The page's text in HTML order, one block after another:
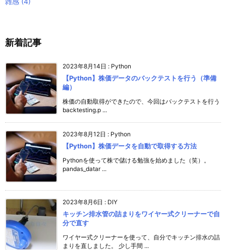
新着記事
2023年8月14日 : Python
【Python】株価データのバックテストを行う（準備
編）
株価の自動取得ができたので、今回はバックテストを行う
backtesting.p ...
2023年8月12日 : Python
【Python】株価データを自動で取得する方法
Pythonを使って株で儲ける勉強を始めました（笑）。
pandas_datar ...
2023年8月6日 : DIY
キッチン排水管の詰まりをワイヤー式クリーナーで自
分で直す
ワイヤー式クリーナーを使って、自分でキッチン排水の詰
まりを直しました。 少し手間 ...